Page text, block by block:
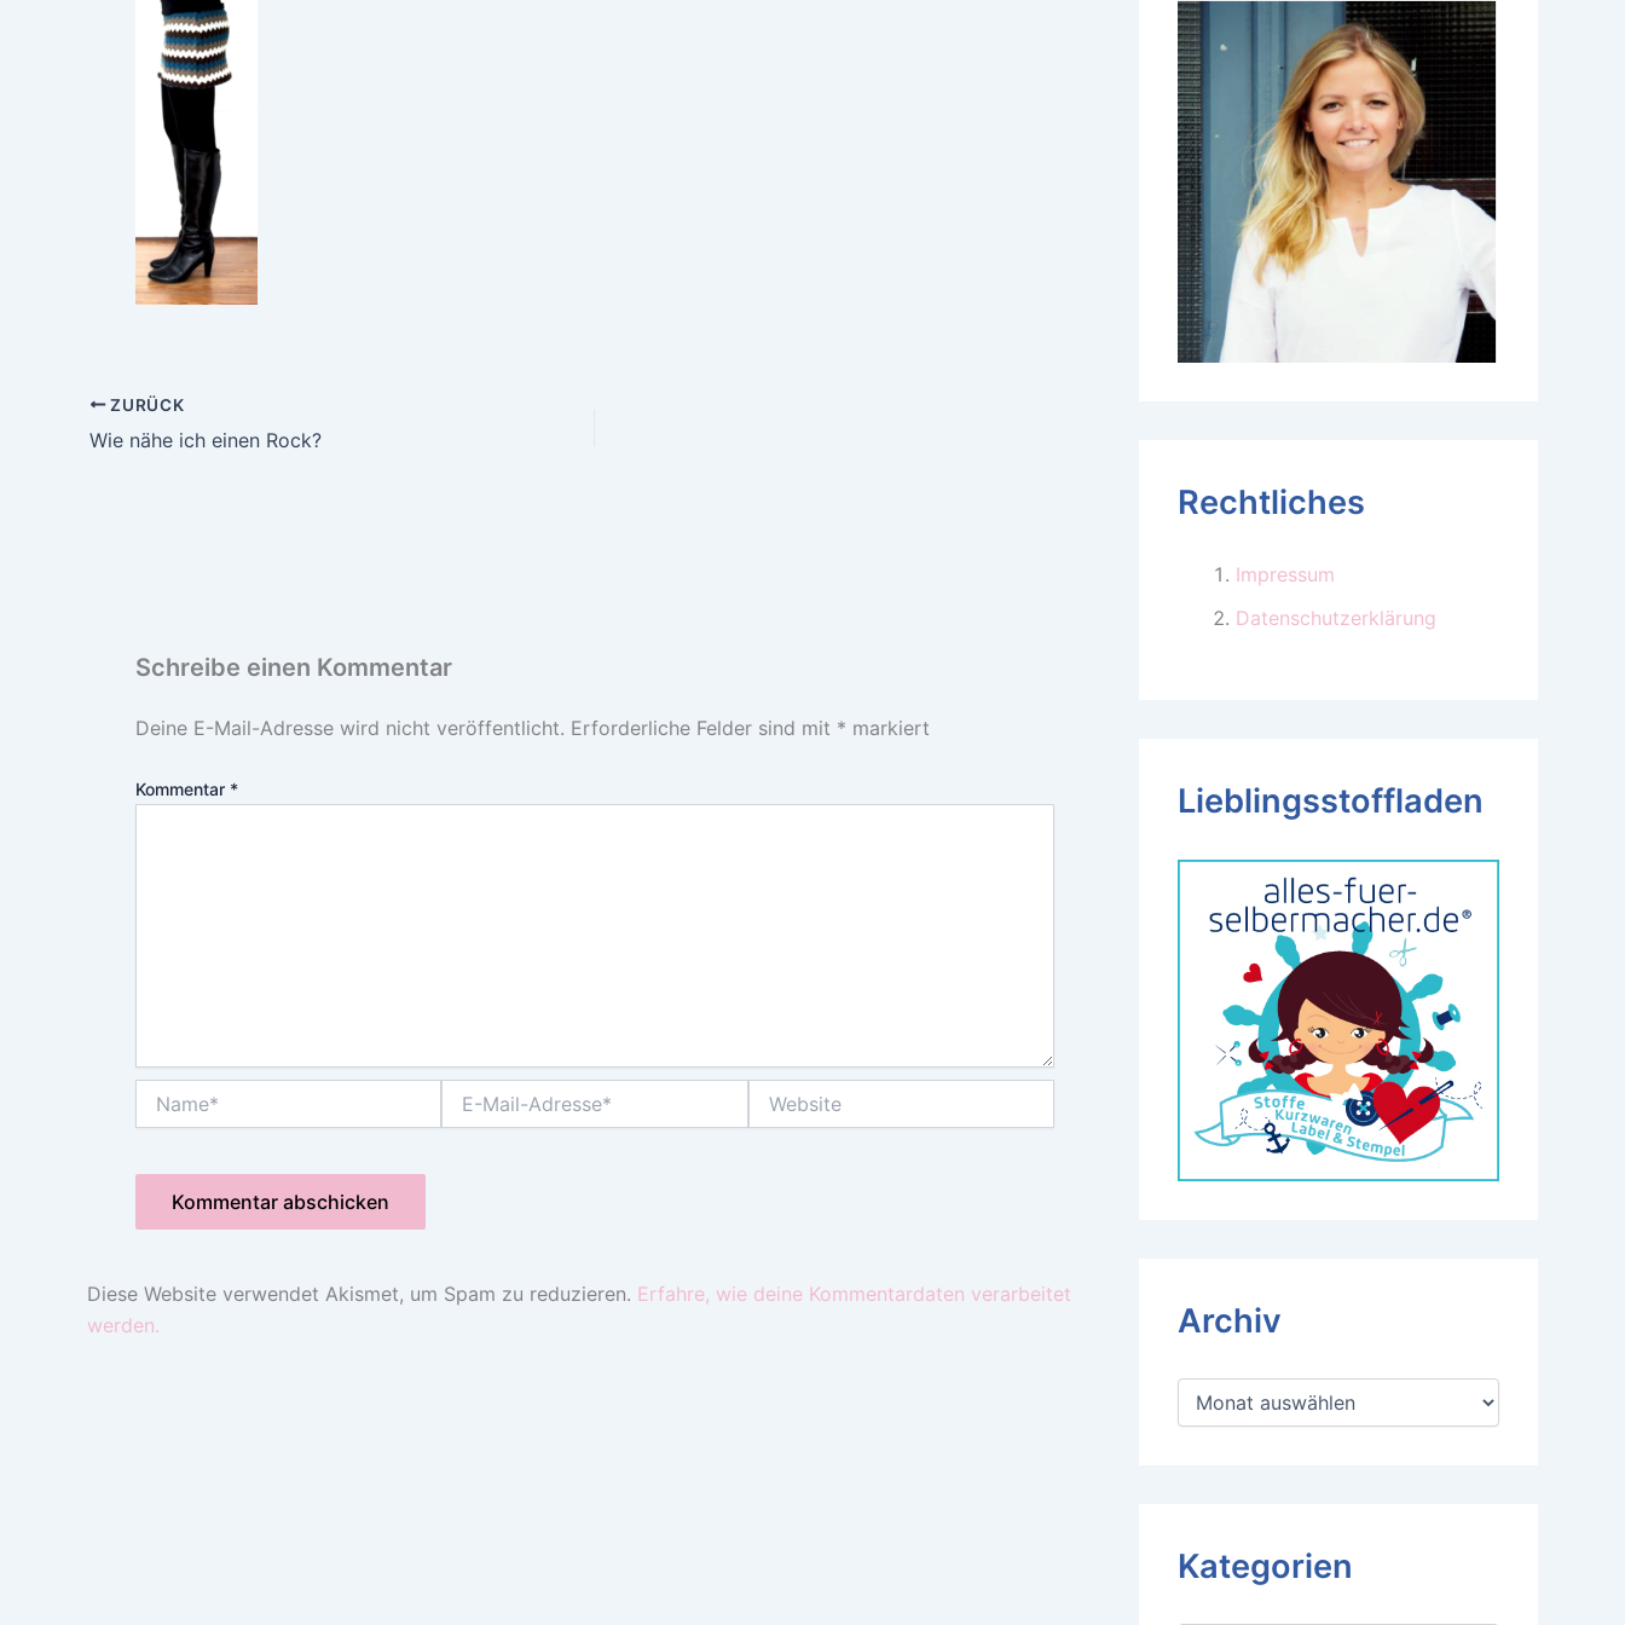
ZURÜCK
Wie nähe ich einen Rock?
Schreibe einen Kommentar
Deine E-Mail-Adresse wird nicht veröffentlicht. Erforderliche Felder sind mit * markiert
Kommentar *
Mail-
Diese Website verwendet Akismet, um Spam zu reduzieren. Erfahre, wie deine Kommentardaten verarbeitet
werden.
Rechtliches
Impressum
Datenschutzerklärung
Lieblingsstoffladen
Archiv
A
Kategorien